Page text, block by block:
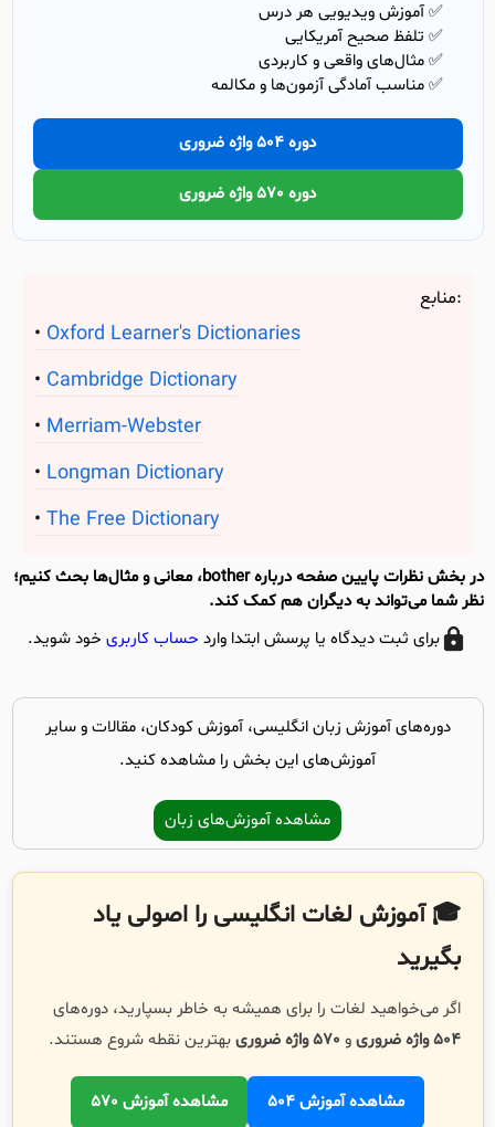
✅ آموزش ویدیویی هر درس
✅ تلفظ صحیح آمریکایی
✅ مثال‌های واقعی و کاربردی
✅ مناسب آمادگی آزمون‌ها و مکالمه
دوره 504 واژه ضروری
دوره 570 واژه ضروری
منابع:
Oxford Learner's Dictionaries
Cambridge Dictionary
Merriam-Webster
Longman Dictionary
The Free Dictionary
در بخش نظرات پایین صفحه درباره bother، معانی و مثال‌ها بحث کنیم؛
نظر شما می‌تواند به دیگران هم کمک کند.
برای ثبت دیدگاه یا پرسش ابتدا وارد حساب کاربری خود شوید.
دوره‌های آموزش زبان انگلیسی، آموزش کودکان، مقالات و سایر
آموزش‌های این بخش را مشاهده کنید.
مشاهده آموزش‌های زبان
🎓 آموزش لغات انگلیسی را اصولی یاد
بگیرید
اگر می‌خواهید لغات را برای همیشه به خاطر بسپارید، دوره‌های
504 واژه ضروری
و 570 واژه ضروری بهترین نقطه شروع هستند.
مشاهده آموزش 504 مشاهده آموزش 570